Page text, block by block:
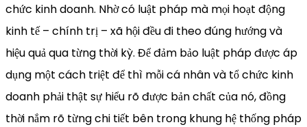
chức kinh doanh. Nhờ có luật pháp mà mọi hoạt động
kinh tế – chính trị – xã hội đều đi theo đúng hướng và
hiệu quả qua từng thời kỳ. Để đảm bảo luật pháp được áp
dụng một cách triệt để thì mỗi cá nhân và tổ chức kinh
doanh phải thật sự hiểu rõ được bản chất của nó, đồng
thời nắm rõ từng chi tiết bên trong khung hệ thống pháp